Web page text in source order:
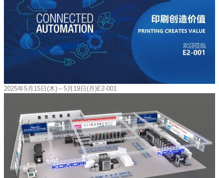
2025年5月15日(木)～5月19日(月)E2‐001